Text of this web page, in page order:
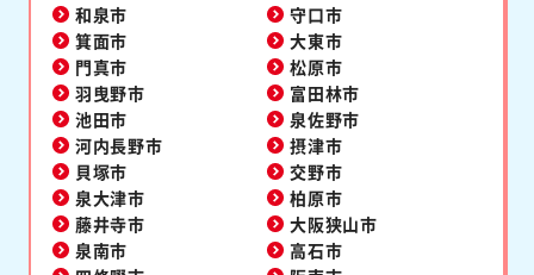
和泉市
守口市
箕面市
大東市
門真市
松原市
羽曳野市
富田林市
池田市
泉佐野市
河内長野市
摂津市
貝塚市
交野市
泉大津市
柏原市
藤井寺市
大阪狭山市
泉南市
高石市